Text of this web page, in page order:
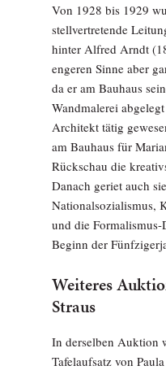
Von 1928 bis 1929
stellvertretende
hinter Alfred Arndt
engeren Sinne aber
da er am Bauhaus
Wandmalerei
Architekt tätig
am Bauhaus für
Rückschau die
Danach geriet auch
Nationalsozialismus,
und die
Beginn der
Weiteres
Straus
In derselben Auktion
Tafelaufsatz von